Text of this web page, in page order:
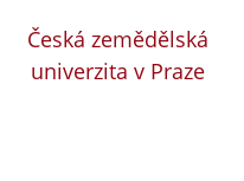
Česká zemědělská
univerzita v Praze